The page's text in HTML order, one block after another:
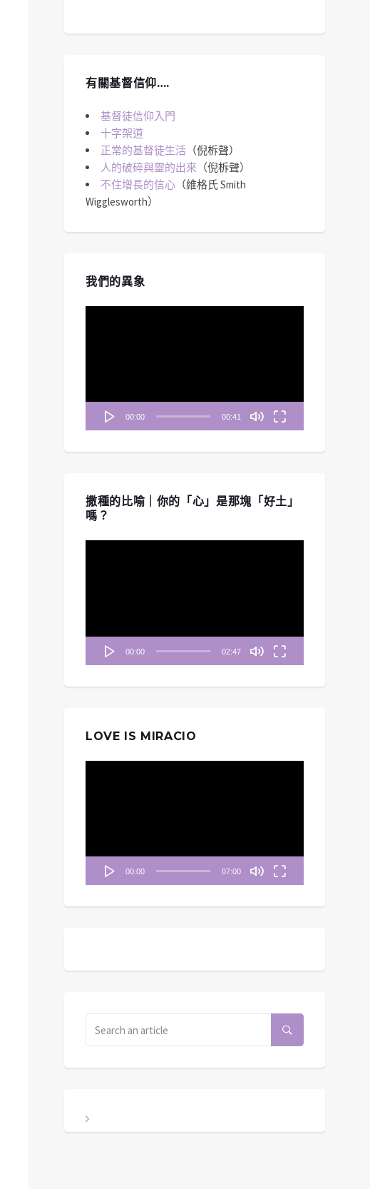
有關基督信仰….
基督徒信仰入門
十字架道
正常的基督徒生活 （倪柝聲）
人的破碎與靈的出來 （倪柝聲）
不住增長的信心 （維格氏 Smith
Wigglesworth）
我們的異象
00:00 00:41
撒種的比喻｜你的「心」是那塊「好土」
嗎？
00:00 02:47
LOVE IS MIRACIO
00:00 07:00